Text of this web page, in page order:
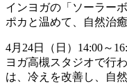
インヨガの「ソーラー
ポカと温めて、自然治
4月24日（日）14:00～
ヨガ高槻スタジオで行
は、冷えを改善し、自